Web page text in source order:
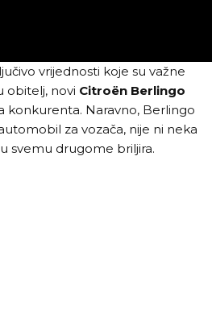
vrijednosti koje su važne
obitelj, novi Citroën Berlingo
konkurenta. Naravno, Berlingo
za vozača, nije ni neka
svemu drugome briljira.